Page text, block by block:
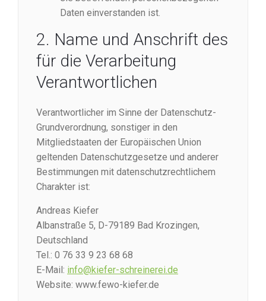
Daten einverstanden ist.
2. Name und Anschrift des
für die Verarbeitung
Verantwortlichen
Verantwortlicher im Sinne der Datenschutz-
Grundverordnung, sonstiger in den
Mitgliedstaaten der Europäischen Union
geltenden Datenschutzgesetze und anderer
Bestimmungen mit datenschutzrechtlichem
Charakter ist:
Andreas Kiefer
Albanstraße 5, D-79189 Bad Krozingen,
Deutschland
Tel.: 0 76 33 9 23 68 68
E-Mail: info@kiefer-schreinerei.de
Website: www.fewo-kiefer.de